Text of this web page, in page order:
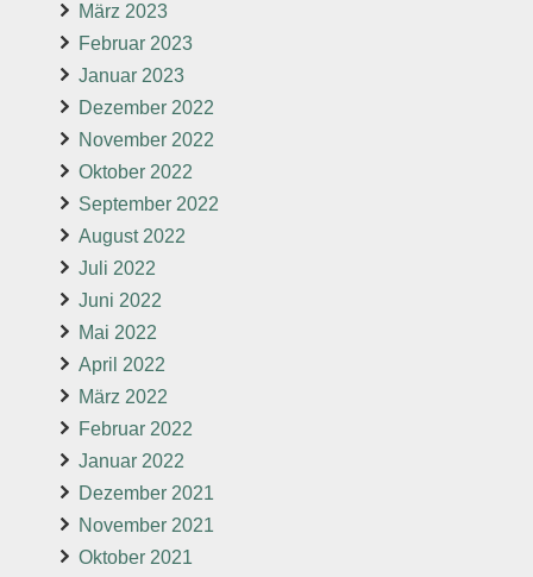
März 2023
Februar 2023
Januar 2023
Dezember 2022
November 2022
Oktober 2022
September 2022
August 2022
Juli 2022
Juni 2022
Mai 2022
April 2022
März 2022
Februar 2022
Januar 2022
Dezember 2021
November 2021
Oktober 2021